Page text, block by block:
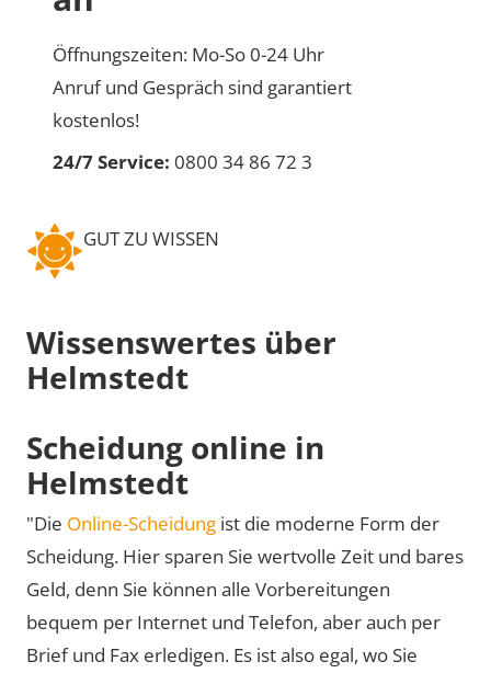
Öffnungszeiten: Mo-So 0-24 Uhr
Anruf und Gespräch sind garantiert
kostenlos!
24/7 Service: 0800 34 86 72 3
GUT ZU WISSEN
Wissenswertes über
Helmstedt
Scheidung online in
Helmstedt
"Die Online-Scheidung ist die moderne Form der
Scheidung. Hier sparen Sie wertvolle Zeit und bares
Geld, denn Sie können alle Vorbereitungen
bequem per Internet und Telefon, aber auch per
Brief und Fax erledigen. Es ist also egal, wo Sie